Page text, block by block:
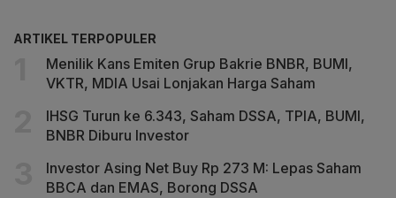
ARTIKEL TERPOPULER
Menilik Kans Emiten Grup Bakrie BNBR, BUMI,
VKTR, MDIA Usai Lonjakan Harga Saham
IHSG Turun ke 6.343, Saham DSSA, TPIA, BUMI,
BNBR Diburu Investor
Investor Asing Net Buy Rp 273 M: Lepas Saham
BBCA dan EMAS, Borong DSSA